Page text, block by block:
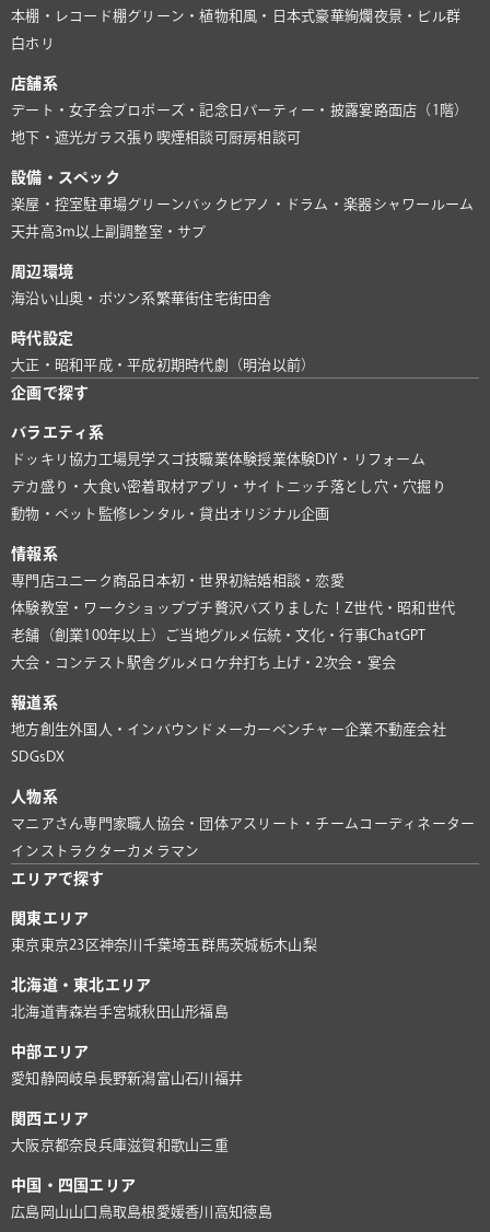
本棚・レコード棚グリーン・植物和風・日本式豪華絢爛夜景・ビル群
白ホリ
店舗系
デート・女子会プロポーズ・記念日 パーティー・披露宴路面店（1階）
地下・遮光ガラス張り 喫煙相談可 厨房相談可
設備・スペック
楽屋・控室駐車場グリーンバック ピアノ・ドラム・楽器シャワールーム
天井高3m以上副調整室・サブ
周辺環境
海沿い山奥・ポツン系繁華街住宅街田舎
時代設定
大正・昭和平成・平成初期時代劇（明治以前）
企画で探す
バラエティ系
ドッキリ協力 工場見学 スゴ技職業体験授業体験 DIY・リフォーム
デカ盛り・大食い密着取材アプリ・サイト ニッチ落とし穴・穴掘り
動物・ペット 監修 レンタル・貸出オリジナル企画
情報系
専門店ユニーク商品 日本初・世界初結婚相談・恋愛
体験教室・ワークショッププチ贅沢バズりました！ Z世代・昭和世代
老舗（創業100年以上）
ご当地グルメ 伝統・文化・行事ChatGPT
大会・コンテスト 駅舎グルメ ロケ弁打ち上げ・2次会・宴会
報道系
地方創生外国人・インバウンド メーカー ベンチャー企業不動産会社
SDGs DX
人物系
マニアさん専門家 職人 協会・団体アスリート・チーム コーディネーター
インストラクターカメラマン
エリアで探す
関東エリア
東京 東京23区神奈川 千葉埼玉群馬茨城栃木山梨
北海道・東北エリア
北海道青森岩手宮城秋田 山形福島
中部エリア
愛知 静岡 岐阜長野新潟富山石川 福井
関西エリア
大阪京都奈良兵庫滋賀和歌山 三重
中国・四国エリア
広島 岡山山口 鳥取島根 愛媛香川 高知徳島